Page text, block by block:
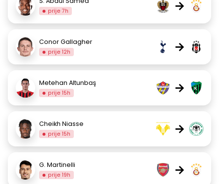
prije 7h →
Conor Gallagher
prije 12h →
Metehan Altunbaş
prije 15h →
Cheikh Niasse
prije 15h →
G. Martinelli
prije 19h →